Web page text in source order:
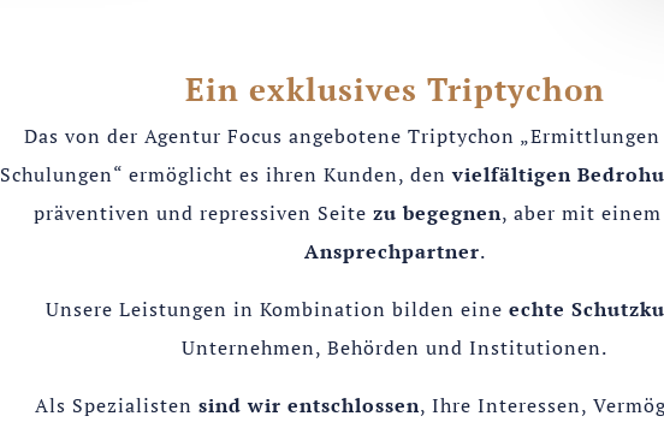
Ein exklusives Triptychon
Das von der Agentur Focus angebotene Triptychon
Schulungen“ ermöglicht es ihren Kunden, denvielfältigen
präventiven und repressiven Seite zu begegnen, aber mit einem
Ansprechpartner.
Unsere Leistungen in Kombination bilden eine echte
Unternehmen, Behörden und Institutionen.
Als Spezialisten sind wir entschlossen, Ihre Interessen,